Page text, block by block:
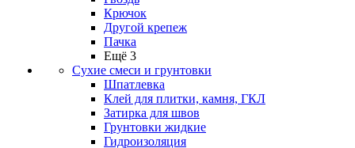
Крючок
Другой крепеж
Пачка
Ещё 3
Сухие смеси и грунтовки
Шпатлевка
Клей для плитки, камня, ГКЛ
Затирка для швов
Грунтовки жидкие
Гидроизоляция